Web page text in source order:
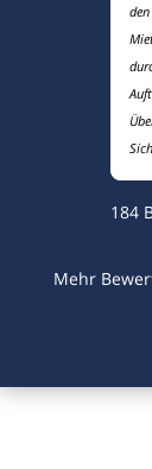
184
Mehr